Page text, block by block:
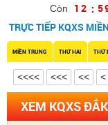
Còn 1 2 : 5
TRỰC TIẾP KQXS
MIỀN TRUNG THỨ HAI THỨ
<<<< <<< << <
XEM KQXS